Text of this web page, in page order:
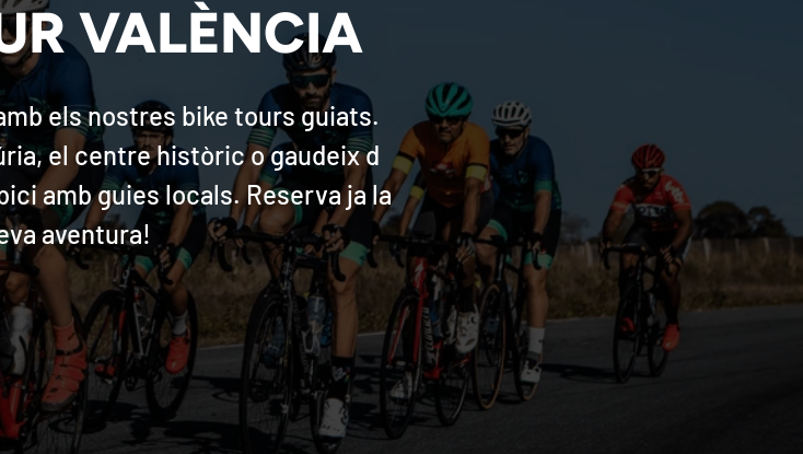
VALÈNCIA
els nostres bike tours guiats.
el centre històric o gaudeix d
amb guies locals. Reserva ja la
aventura!